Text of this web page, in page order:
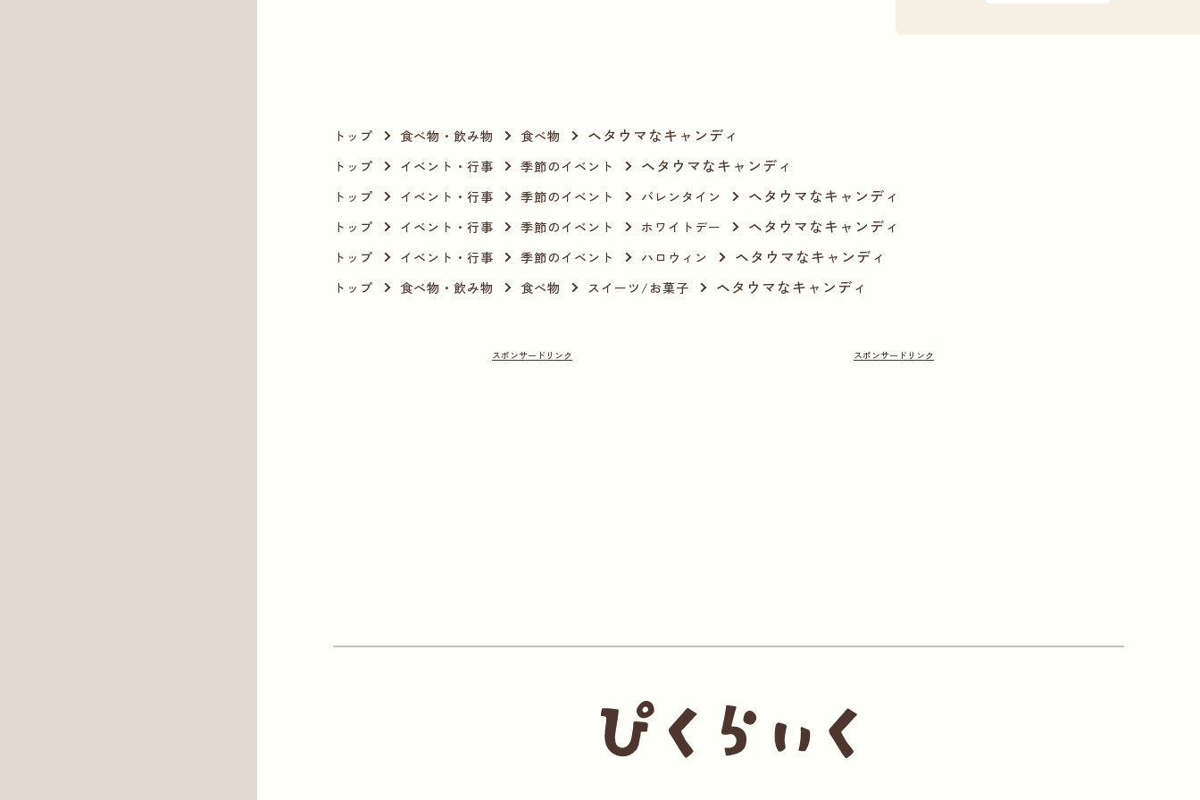
トップ 食べ物・飲み物 食べ物 ヘタウマなキャンディ
トップ イベント・行事 季節のイベント ヘタウマなキャンディ
トップ イベント・行事 季節のイベント バレンタイン ヘタウマなキャンディ
トップ イベント・行事 季節のイベント ホワイトデー ヘタウマなキャンディ
トップ イベント・行事 季節のイベント ハロウィン ヘタウマなキャンディ
トップ 食べ物・飲み物 食べ物 スイーツ/お菓子 ヘタウマなキャンディ